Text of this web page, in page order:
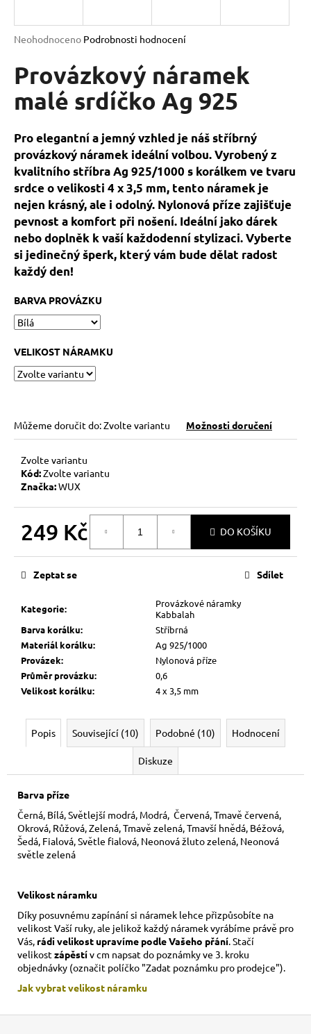
Průměrné
produktu
je
hvězdiček.
Neohodnoceno Podrobnosti hodnocení
Provázkový náramek
malé srdíčko Ag 925
Pro elegantní a jemný vzhled je náš stříbrný
provázkový náramek ideální volbou. Vyrobený z
kvalitního stříbra Ag 925/1000 s korálkem ve tvaru
srdce o velikosti 4 x 3,5 mm, tento náramek je
nejen krásný, ale i odolný. Nylonová příze zajišťuje
pevnost a komfort při nošení. Ideální jako dárek
nebo doplněk k vaší každodenní stylizaci. Vyberte
si jedinečný šperk, který vám bude dělat radost
každý den!
BARVA PROVÁZKU
VELIKOST NÁRAMKU
Můžeme doručit do:Zvolte variantu Možnosti doručení
Zvolte variantu
Kód:Zvolte variantu
Značka:WUX
249 Kč DO KOŠÍKU
Kategorie:
Provázkové náramky
Kabbalah
Barva korálku:
Stříbrná
Materiál korálku:
Ag 925/1000
Provázek:
Nylonová příze
Průměr provázku:
0,6
Velikost korálku: 4 x 3,5 mm
Zeptat se Sdílet
Popis Související (10) Podobné (10) Hodnocení
Diskuze
Barva příze
Černá, Bílá, Světlejší modrá, Modrá, Červená, Tmavě červená,
Okrová, Růžová, Zelená, Tmavě zelená, Tmavší hnědá, Béžová,
Šedá, Fialová, Světle fialová, Neonová žluto zelená, Neonová
světle zelená
Velikost náramku
Díky posuvnému zapínání si náramek lehce přizpůsobíte na
velikost Vaší ruky, ale jelikož každý náramek vyrábíme právě pro
Vás, rádi velikost upravíme podle Vašeho přání . Stačí
velikostzápěstív cm napsat do poznámky ve 3. kroku
objednávky (označit políčko "Zadat poznámku pro prodejce").
Jak vybrat velikost náramku
j
t
?
HLEDAT
D
o
p
o
u
č
u
j
e
m
KABBALAH
FIVE
SILVER
119
Kč
149